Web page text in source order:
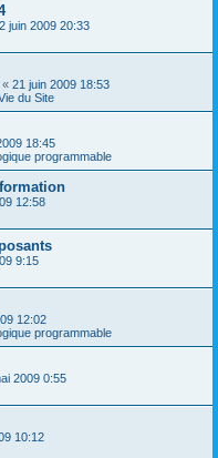
juin 2009 20:33
« 21 juin 2009 18:53
du Site
18:45
programmable
12:58
9:15
12:02
programmable
2009 0:55
10:12